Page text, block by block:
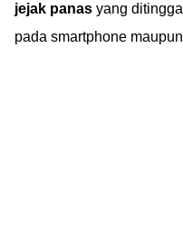
jejak panas yang
pada smartphone